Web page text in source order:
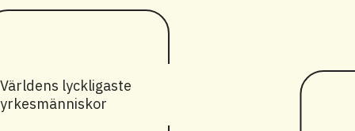
Världens lyckligaste
yrkesmänniskor